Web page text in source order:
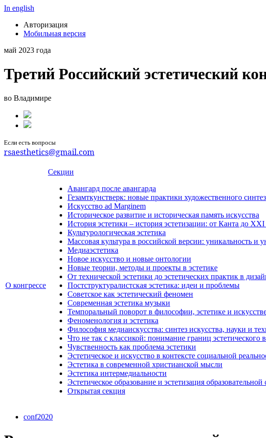
In english
Авторизация
Мобильная версия
май 2023 года
Третий Российский эстетический
во Владимире
Если есть вопросы
rsaesthetics@gmail.com
О конгрессе
Секции
Авангард после авангарда
Гезамткунстверк: новые практики художественного
Искусство ad Marginem
Историческое развитие и историческая память искусства
История эстетики – история эстетизации: от Канта до XXI
Культурологическая эстетика
Массовая культура в российской версии: уникальность и
Медиаэстетика
Новое искусство и новые онтологии
Новые теории, методы и проекты в эстетике
От технической эстетики до эстетических практик в
Постструктуралистская эстетика: идеи и проблемы
Советское как эстетический феномен
Современная эстетика музыки
Темпоральный поворот в философии, эстетике и
Феноменология и эстетика
Философия медиаискусства: синтез искусства, науки и
Что не так с классикой: понимание границ эстетического
Чувственность как проблема эстетики
Эстетическое и искусство в контексте социальной
Эстетика в современной христианской мысли
Эстетика интермедиальности
Эстетическое образование и эстетизация образовательной
Открытая секция
conf2020